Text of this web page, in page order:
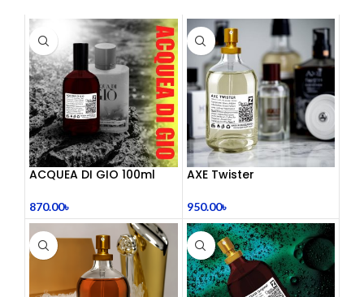
ACQUEA DI GIO 100ml
870.00৳
AXE Twister
950.00৳